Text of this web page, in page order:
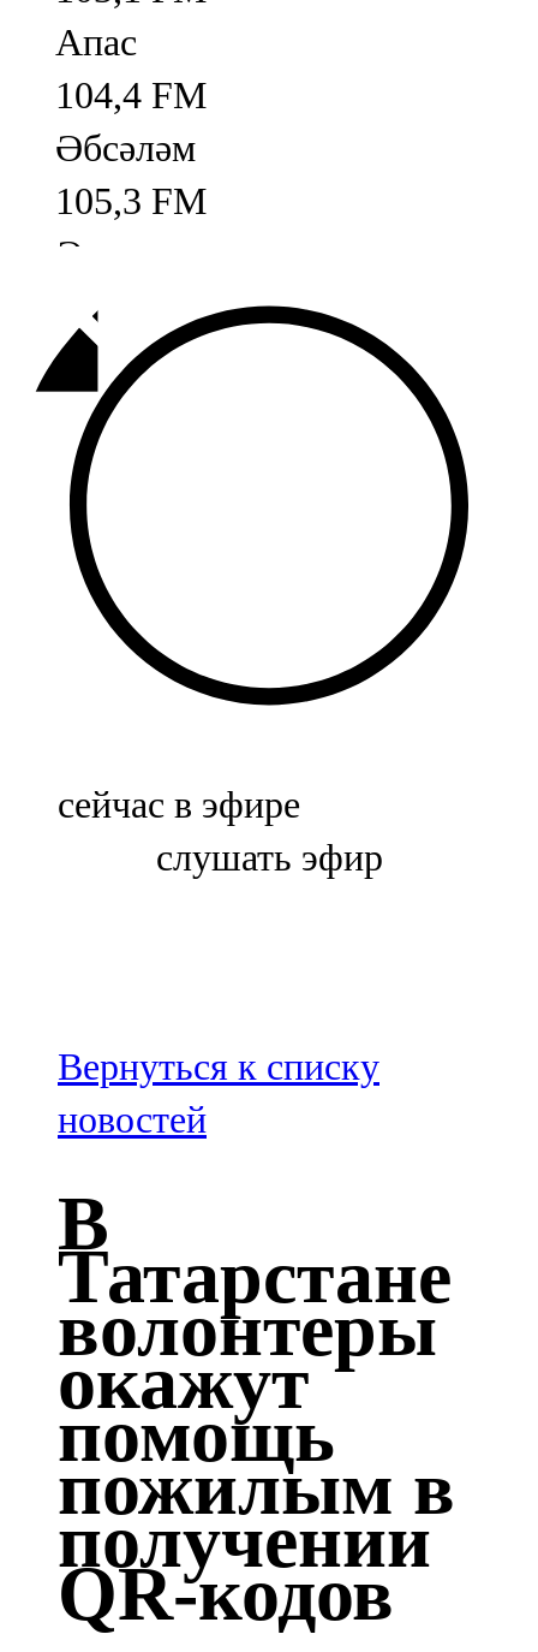
Апас
104,4 FM
Әбсәләм
105,3 FM
Әлмәт
92,9 FM
Базарлы матак
107,1 FM
Балык бистәсе
104,9 FM
Баулы
107,5 FM
Биләр
Болгар
100,3 FM
Зәй
106,6 FM
Кадыбаш
105,2 FM
Казан
91,5 FM
Кайбыч
106,1 FM
Кама тамагы
71,51 FM
Кукмара
сейчас в эфире
слушать эфир
Вернуться к списку
новостей
В
Татарстане
волонтеры
окажут
помощь
пожилым в
получении
QR-кодов